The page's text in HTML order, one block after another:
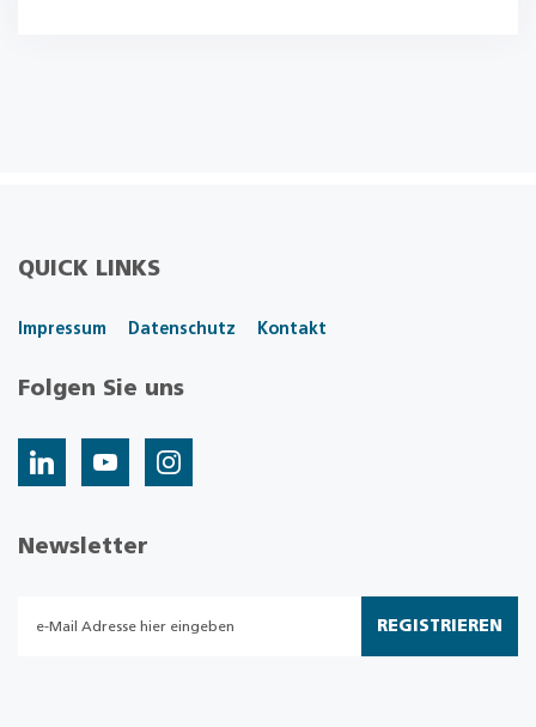
QUICK LINKS
Impressum Datenschutz Kontakt
Folgen Sie uns
Newsletter
REGISTRIEREN